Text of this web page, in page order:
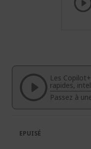
de
Galerie
d’images
Les
rapides,
Passez à
EPUISÉ